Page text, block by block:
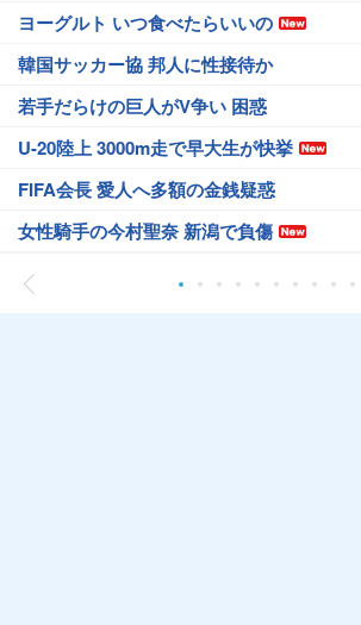
ヨーグルト いつ食べたらいいの
韓国サッカー協 邦人に性接待か
若手だらけの巨人がV争い 困惑
U-20陸上 3000m走で早大生が快挙
FIFA会長 愛人へ多額の金銭疑惑
女性騎手の今村聖奈 新潟で負傷